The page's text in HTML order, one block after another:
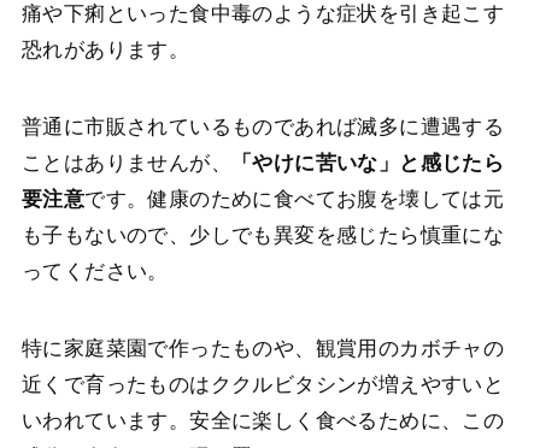
痛や下痢といった食中毒のような症状を引き起こす
恐れがあります。
普通に市販されているものであれば滅多に遭遇する
ことはありませんが、
「やけに苦いな」と感じたら
要注意です。健康のために食べてお腹を壊しては元
も子もないので、少しでも異変を感じたら慎重にな
ってください。
特に家庭菜園で作ったものや、観賞用のカボチャの
近くで育ったものはククルビタシンが増えやすいと
いわれています。安全に楽しく食べるために、この